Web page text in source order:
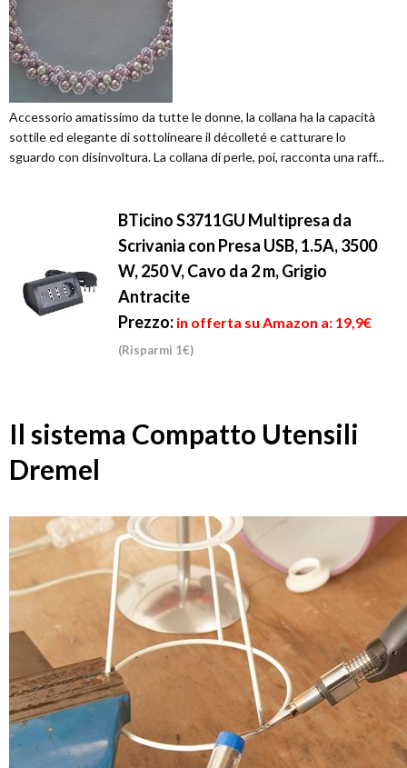
Accessorio amatissimo da tutte le donne, la collana ha la capacità
sottile ed elegante di sottolineare il décolleté e catturare lo
sguardo con disinvoltura. La collana di perle, poi, racconta una raff...
BTicino S3711GU Multipresa da
Scrivania con Presa USB, 1.5A, 3500
W, 250 V, Cavo da 2 m, Grigio
Antracite
Prezzo: in offerta su Amazon a: 19,9€
(Risparmi 1€)
Il sistema Compatto Utensili
Dremel